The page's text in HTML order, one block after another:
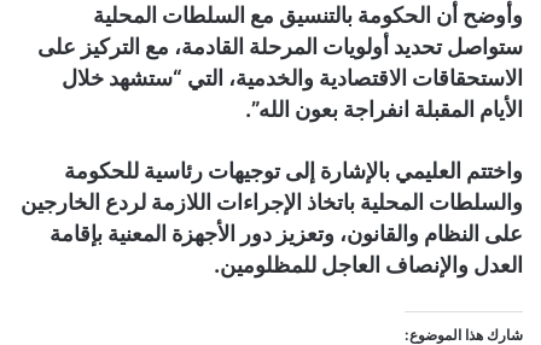
وأوضح أن الحكومة بالتنسيق مع السلطات المحلية
ستواصل تحديد أولويات المرحلة القادمة، مع التركيز على
الاستحقاقات الاقتصادية والخدمية، التي “ستشهد خلال
الأيام المقبلة انفراجة بعون الله”.
واختتم العليمي بالإشارة إلى توجيهات رئاسية للحكومة
والسلطات المحلية باتخاذ الإجراءات اللازمة لردع الخارجين
على النظام والقانون، وتعزيز دور الأجهزة المعنية بإقامة
العدل والإنصاف العاجل للمظلومين.
شارك هذا الموضوع: